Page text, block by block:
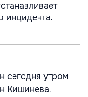
инцидента.
сегодня утром
Кишинева.